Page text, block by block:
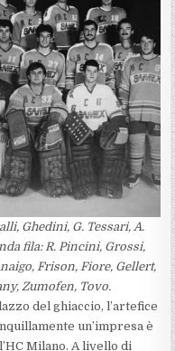
Ghedini, G. Tessari, A.
fila: R. Pincini, Grossi,
Frison, Fiore, Gellert,
Zumofen, Tovo.
del ghiaccio, l’artefice
un’impresa è
Milano. A livello di